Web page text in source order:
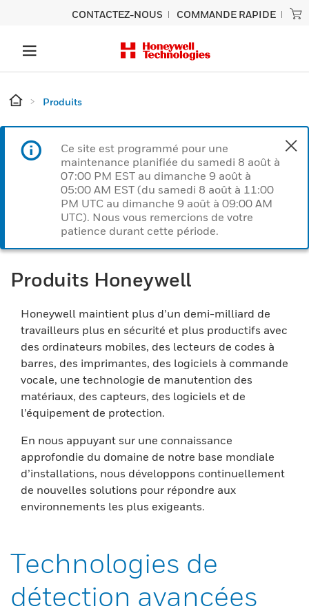
CONTACTEZ-NOUS COMMANDE RAPIDE
Produits
Ce site est programmé pour une
maintenance planifiée du samedi 8 août à
07:00 PM EST au dimanche 9 août à
05:00 AM EST (du samedi 8 août à 11:00
PM UTC au dimanche 9 août à 09:00 AM
UTC). Nous vous remercions de votre
patience durant cette période.
Produits Honeywell
Honeywell maintient plus d’un demi-milliard de
travailleurs plus en sécurité et plus productifs avec
des ordinateurs mobiles, des lecteurs de codes à
barres, des imprimantes, des logiciels à commande
vocale, une technologie de manutention des
matériaux, des capteurs, des logiciels et de
l’équipement de protection.
En nous appuyant sur une connaissance
approfondie du domaine de notre base mondiale
d’installations, nous développons continuellement
de nouvelles solutions pour répondre aux
environnements les plus exigeants.
Technologies de
détection avancées